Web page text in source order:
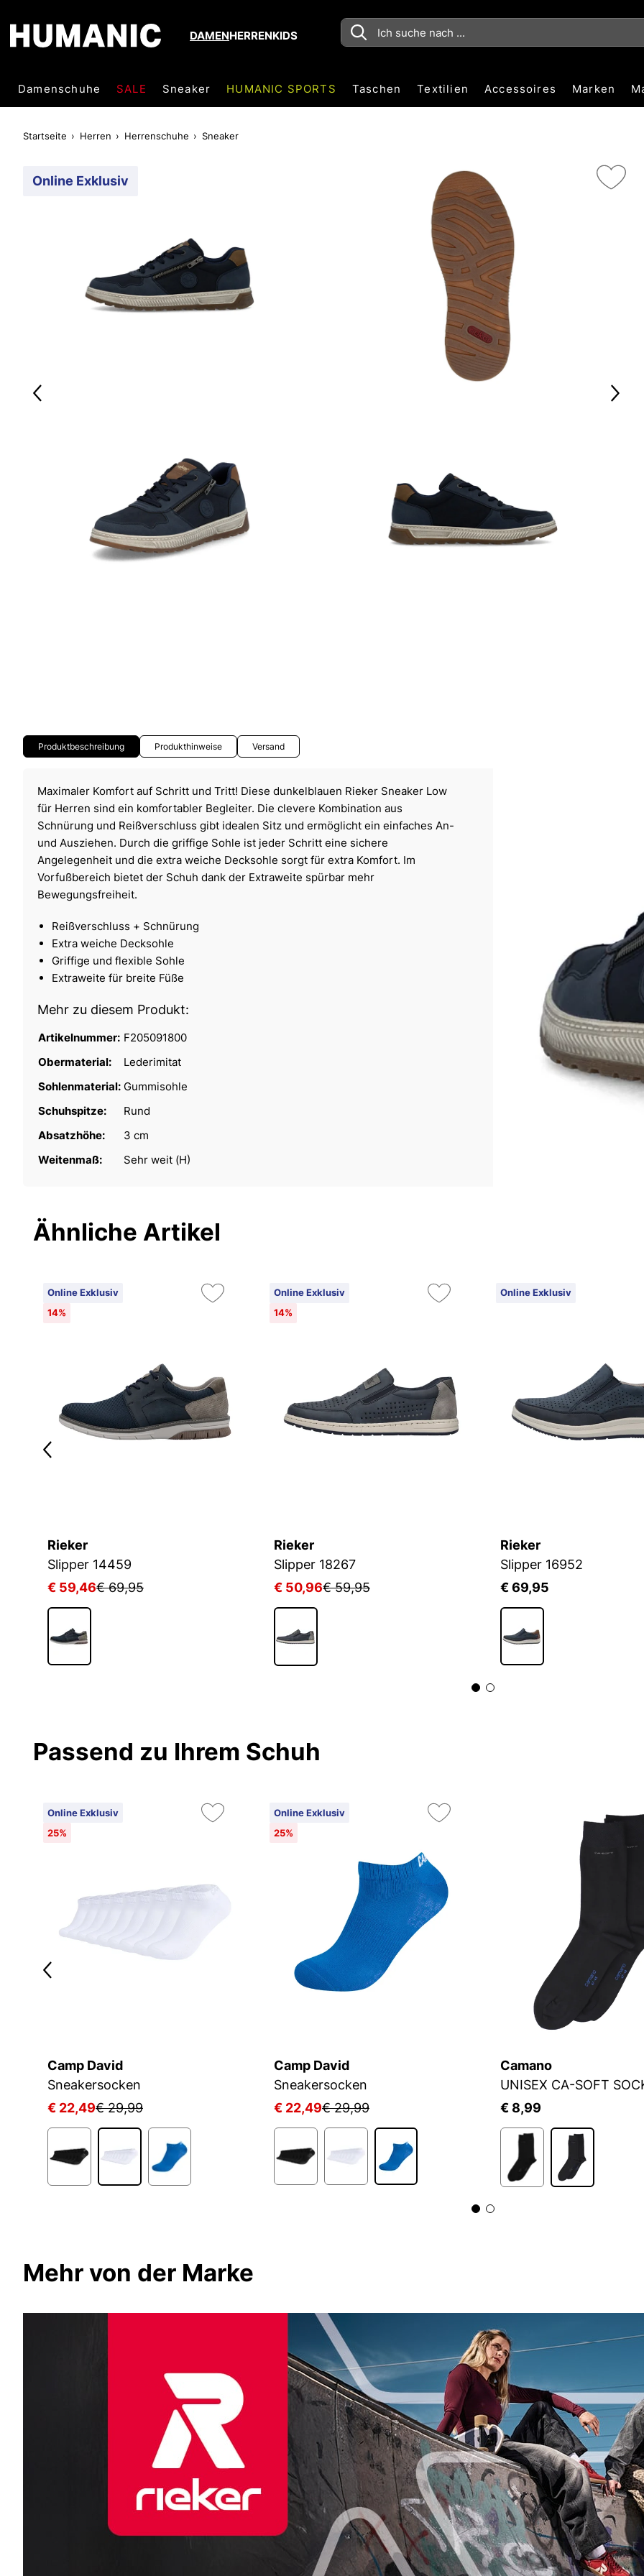
DAMENHERRENKIDS
Damenschuhe SALE Sneaker HUMANIC SPORTS Taschen Textilien Accessoires Marken
Startseite Herren Herrenschuhe Sneaker
Online Exklusiv
Produktbeschreibung Produkthinweise Versand
Maximaler Komfort auf Schritt und Tritt! Diese dunkelblauen Rieker Sneaker Low
für Herren sind ein komfortabler Begleiter. Die clevere Kombination aus
Schnürung und Reißverschluss gibt idealen Sitz und ermöglicht ein einfaches An-
und Ausziehen. Durch die griffige Sohle ist jeder Schritt eine sichere
Angelegenheit und die extra weiche Decksohle sorgt für extra Komfort. Im
Vorfußbereich bietet der Schuh dank der Extraweite spürbar mehr
Bewegungsfreiheit.
Reißverschluss + Schnürung
Extra weiche Decksohle
Griffige und flexible Sohle
Extraweite für breite Füße
Mehr zu diesem Produkt:
Artikelnummer: F205091800
Obermaterial:
Lederimitat
Sohlenmaterial: Gummisohle
Schuhspitze:
Rund
Absatzhöhe:
3 cm
Weitenmaß:
Sehr weit (H)
Ähnliche Artikel
Online Exklusiv
14%
Rieker
Slipper 14459
€ 59,46€ 69,95
Online Exklusiv
14%
Rieker
Slipper 18267
€ 50,96€ 59,95
Online Exklusiv
Rieker
Slipper 16952
€ 69,95
Passend zu Ihrem Schuh
Online Exklusiv
25%
Camp David
Sneakersocken
€ 22,49€ 29,99
Online Exklusiv
25%
Camp David
Sneakersocken
€ 22,49€ 29,99
Camano
UNISEX CA-SOFT
€ 8,99
Mehr von der Marke